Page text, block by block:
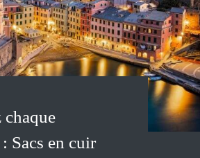
chaque
: Sacs en cuir